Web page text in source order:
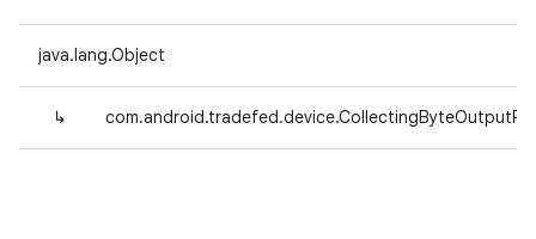
java.lang.Object
↳